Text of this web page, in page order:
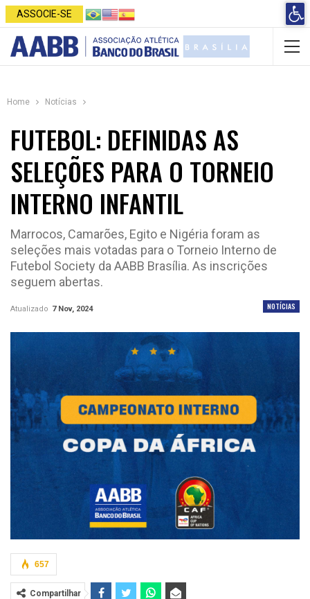
ASSOCIE-SE
Home Notícias
FUTEBOL: DEFINIDAS AS
SELEÇÕES PARA O TORNEIO
INTERNO INFANTIL
Marrocos, Camarões, Egito e Nigéria foram as
seleções mais votadas para o Torneio Interno de
Futebol Society da AABB Brasília. As inscrições
seguem abertas.
NOTÍCIAS
Atualizado 7 Nov, 2024
657
Compartilhar